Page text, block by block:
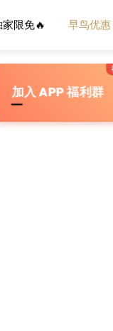
家限免🔥 早鸟优惠
加入 APP 福利群